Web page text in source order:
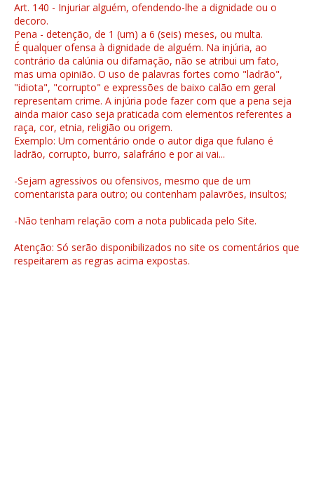
Art. 140 - Injuriar alguém, ofendendo-lhe a dignidade ou o
decoro.
Pena - detenção, de 1 (um) a 6 (seis) meses, ou multa.
É qualquer ofensa à dignidade de alguém. Na injúria, ao
contrário da calúnia ou difamação, não se atribui um fato,
mas uma opinião. O uso de palavras fortes como "ladrão",
"idiota", "corrupto" e expressões de baixo calão em geral
representam crime. A injúria pode fazer com que a pena seja
ainda maior caso seja praticada com elementos referentes a
raça, cor, etnia, religião ou origem.
Exemplo: Um comentário onde o autor diga que fulano é
ladrão, corrupto, burro, salafrário e por ai vai...
-Sejam agressivos ou ofensivos, mesmo que de um
comentarista para outro; ou contenham palavrões, insultos;
-Não tenham relação com a nota publicada pelo Site.
Atenção: Só serão disponibilizados no site os comentários que
respeitarem as regras acima expostas.